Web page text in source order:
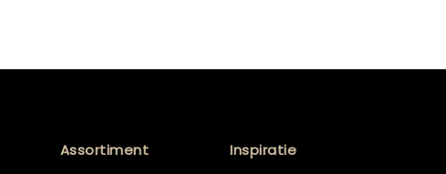
Assortiment Inspiratie